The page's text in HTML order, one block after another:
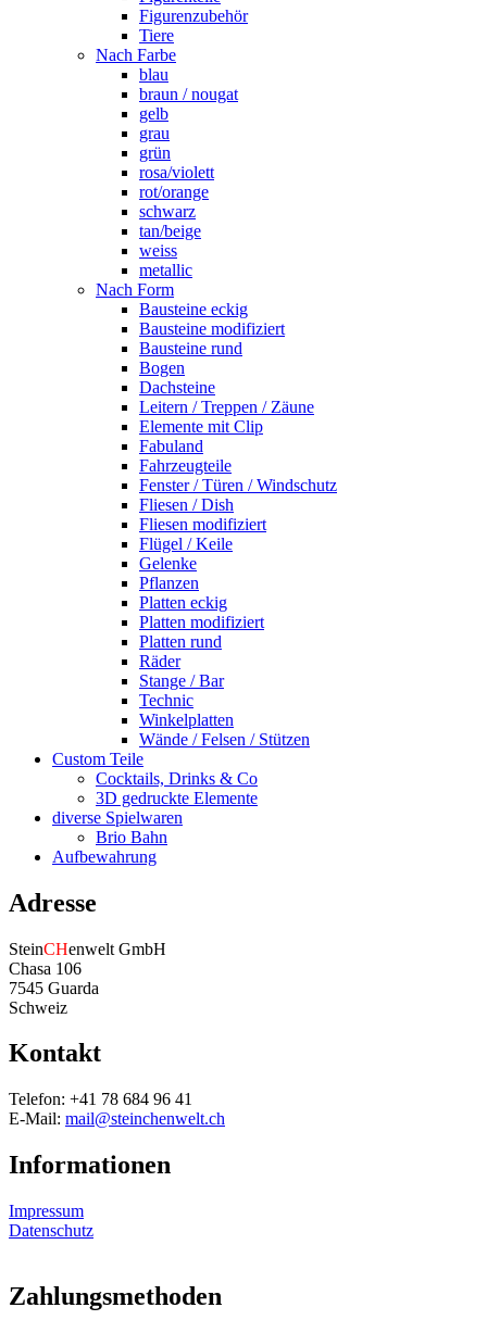
Figurenzubehör
Tiere
Nach Farbe
blau
braun / nougat
gelb
grau
grün
rosa/violett
rot/orange
schwarz
tan/beige
weiss
metallic
Nach Form
Bausteine eckig
Bausteine modifiziert
Bausteine rund
Bogen
Dachsteine
Leitern / Treppen / Zäune
Elemente mit Clip
Fabuland
Fahrzeugteile
Fenster / Türen / Windschutz
Fliesen / Dish
Fliesen modifiziert
Flügel / Keile
Gelenke
Pflanzen
Platten eckig
Platten modifiziert
Platten rund
Räder
Stange / Bar
Technic
Winkelplatten
Wände / Felsen / Stützen
Custom Teile
Cocktails, Drinks & Co
3D gedruckte Elemente
diverse Spielwaren
Brio Bahn
Aufbewahrung
Adresse
SteinCHenwelt GmbH
Chasa 106
7545 Guarda
Schweiz
Kontakt
Telefon: +41 78 684 96 41
E-Mail: mail@steinchenwelt.ch
Informationen
Impressum
Datenschutz
Zahlungsmethoden